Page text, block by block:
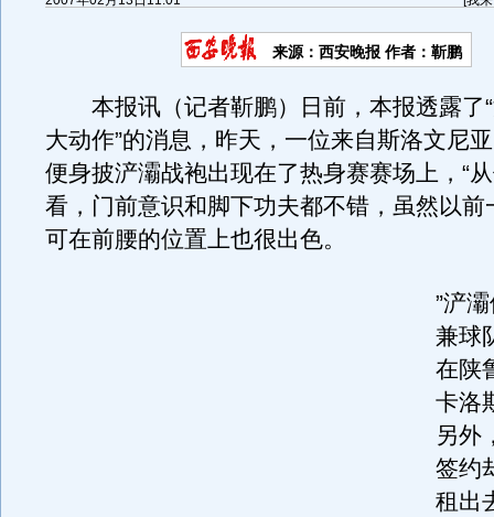
来源：西安晚报 作者：靳鹏
本报讯（记者靳鹏）日前，本报透露了“
大动作”的消息，昨天，一位来自斯洛文尼
便身披浐灞战袍出现在了热身赛赛场上，“
看，门前意识和脚下功夫都不错，虽然以前
可在前腰的位置上也很出色。
”浐
兼球
在陕
卡洛
另外
签约
租出